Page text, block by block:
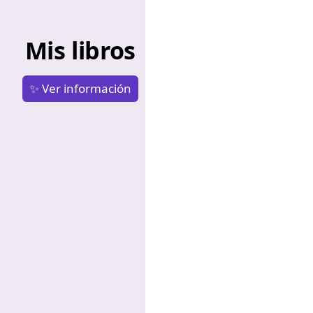
Mis libros
✨ Ver información